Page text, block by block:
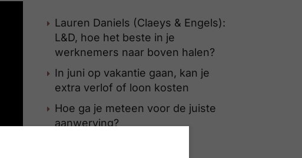
Lauren Daniels (Claeys & Engels):
L&D, hoe het beste in je
werknemers naar boven halen?
In juni op vakantie gaan, kan je
extra verlof of loon kosten
Hoe ga je meteen voor de juiste
aanwerving?